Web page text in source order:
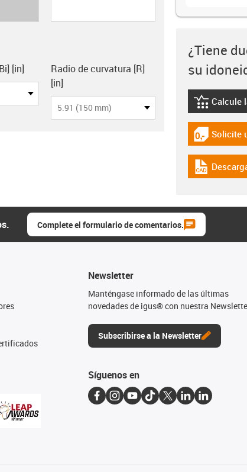
¿Tiene
su
igus-icon-
Calcule
igus-icon-
Solicite
igus-icon-
[in]
Radio de curvatura [R]
[in]
5.91 (150 mm)
Complete el formulario de comentarios.
Newsletter
Manténgase informado de las últimas
novedades de igus® con nuestra
Subscribirse a la Newsletter
Síguenos en